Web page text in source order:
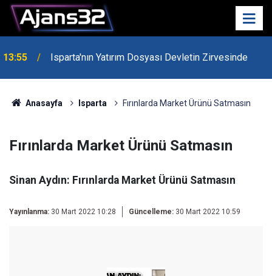
13:55 Isparta'nın Yatırım Dosyası Devletin Zirvesinde
Anasayfa Isparta Fırınlarda Market Ürünü Satmasın
Fırınlarda Market Ürünü Satmasın
Sinan Aydın: Fırınlarda Market Ürünü Satmasın
Yayınlanma: 30 Mart 2022 10:28 Güncelleme: 30 Mart 2022 10:59